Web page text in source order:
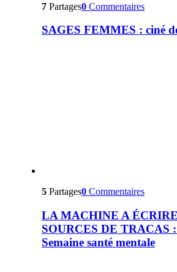
7 Partages0 Commentaires
SAGES FEMMES : ciné
5 Partages0 Commentaires
LA MACHINE A
SOURCES DE TRACAS
Semaine santé mentale